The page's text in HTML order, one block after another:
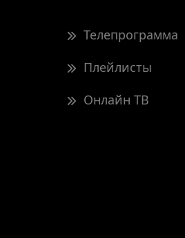
Телепрограмма
Плейлисты
Онлайн ТВ